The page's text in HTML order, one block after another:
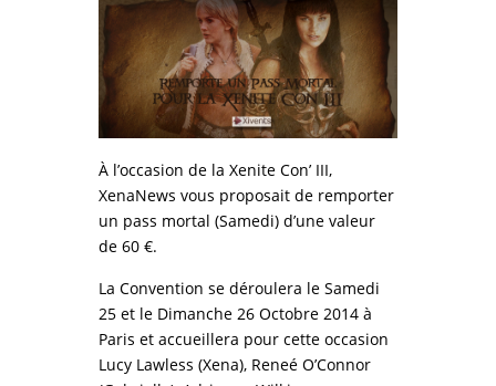
À l’occasion de la Xenite Con’ III,
XenaNews vous proposait de remporter
un pass mortal (Samedi) d’une valeur
de 60 €.
La Convention se déroulera le Samedi
25 et le Dimanche 26 Octobre 2014 à
Paris et accueillera pour cette occasion
Lucy Lawless (Xena), Reneé O’Connor